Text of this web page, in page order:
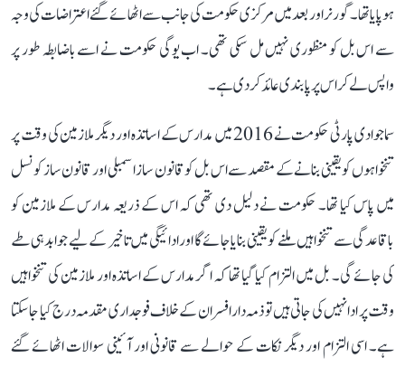
ہو پایا تھا۔ گورنر اور بعد میں مرکزی حکومت کی جانب سے اٹھائے گئے اعتراضات کی وجہ
سے اس بل کو منظوری نہیں مل سکی تھی۔ اب یوگی حکومت نے اسے باضابطہ طور پر
واپس لے کر اس پر پابندی عائد کر دی ہے۔
سماجوادی پارٹی حکومت نے 2016 میں مدارس کے اساتذہ اور دیگر ملازمین کی وقت پر
تنخواہوں کو یقینی بنانے کے مقصد سے اس بل کو قانون ساز اسمبلی اور قانون ساز کونسل
میں پاس کیا تھا۔ حکومت نے دلیل دی تھی کہ اس کے ذریعہ مدارس کے ملازمین کو
باقاعدگی سے تنخواہیں ملنے کو یقینی بنایا جائے گا اور ادائیگی میں تاخیر کے لیے جوابدہی طے
کی جائے گی۔ بل میں التزام کیا گیا تھا کہ اگر مدارس کے اساتذہ اور ملازمین کی تنخواہیں
وقت پر ادا نہیں کی جاتی ہیں تو ذمہ دار افسران کے خلاف فوجداری مقدمہ درج کیا جا سکتا
ہے۔ اسی التزام اور دیگر نکات کے حوالے سے قانونی اور آئینی سوالات اٹھائے گئے